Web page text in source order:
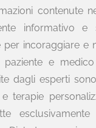
contenute
informativo e
per incoraggiare e
e
dagli esperti
terapie